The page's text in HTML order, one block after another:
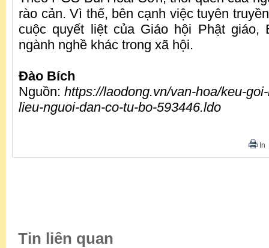
rào cản. Vì thế, bên cạnh việc tuyên
cuộc quyết liệt của Giáo hội Phật giáo,
ngành nghề khác trong xã hội.
Đào Bích
Nguồn: https://laodong.vn/van-hoa/keu-
lieu-nguoi-dan-co-tu-bo-593446.ldo
In
Tin liên quan